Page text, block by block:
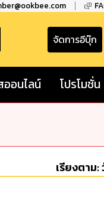
จัดการอีบุ๊ก
ออนไลน์ โปรโมชั่น
เรียงตาม: